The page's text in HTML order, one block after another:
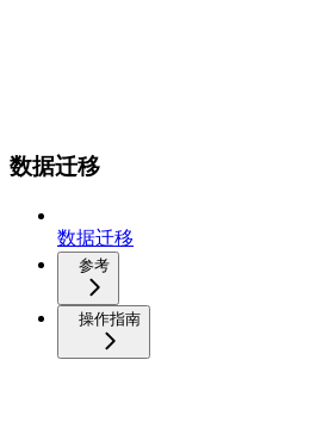
数据迁移
数据迁移
参考
操作指南